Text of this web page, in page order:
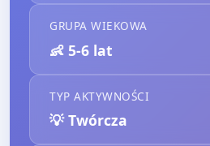
GRUPA WIEKOWA
👶 5-6 lat
TYP AKTYWNOŚCI
💡 Twórcza